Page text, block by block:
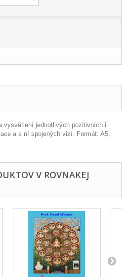
vysvětlení jednotlivých pozitivních i
a s ní spojených vizí. Formát: A5,
V ROVNAKEJ